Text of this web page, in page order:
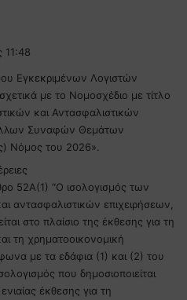
11:48
Εγκεκριμένων Λογιστών
με το Νομοσχέδιο με τίτλο
και Αντασφαλιστικών
Συναφών Θεμάτων
Νόμος του 2026».
52A(1) “Ο ισολογισμός των
αντασφαλιστικών επιχειρήσεων,
στο πλαίσιο της έκθεσης για τη
τη χρηματοοικονομική
με τα εδάφια (1) και (2) του
που δημοσιοποιείται
έκθεσης για τη